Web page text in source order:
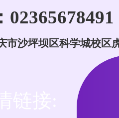
02365678491
市沙坪坝区科学城校区